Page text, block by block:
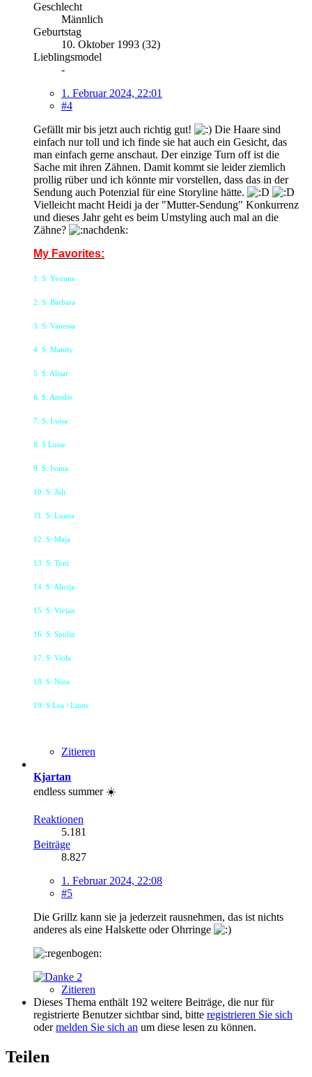
Geschlecht
Männlich
Geburtstag
10. Oktober 1993 (32)
Lieblingsmodel
-
1. Februar 2024, 22:01
#4
Gefällt mir bis jetzt auch richtig gut!
Die Haare sind
einfach nur toll und ich finde sie hat auch ein Gesicht, das
man einfach gerne anschaut. Der einzige Turn off ist die
Sache mit ihren Zähnen. Damit kommt sie leider ziemlich
prollig rüber und ich könnte mir vorstellen, dass das in der
Sendung auch Potenzial für eine Storyline hätte.
Vielleicht macht Heidi ja der "Mutter-Sendung" Konkurrenz
und dieses Jahr geht es beim Umstyling auch mal an die
Zähne?
My Favorites:
1. S: Yvonne
2. S: Barbara
3. S: Vanessa
4. S: Mandy
5. S: Alisar
6. S: Amelie
7. S: Luisa
8. S Luise
9. S: Ivana
10. S: Jüli
11. S: Luana
12. S: Maja
13. S: Toni
14. S: Alicija
15. S: Vivian
16. S: Soulin
17. S: Viola
18. S: Nina
19. S Lea / Linus
Zitieren
Kjartan
endless summer ☀️
Reaktionen
5.181
Beiträge
8.827
1. Februar 2024, 22:08
#5
Die Grillz kann sie ja jederzeit rausnehmen, das ist nichts
anderes als eine Halskette oder Ohrringe
2
Zitieren
Dieses Thema enthält 192 weitere Beiträge, die nur für
registrierte Benutzer sichtbar sind, bitte registrieren Sie sich
odermelden Sie sich an um diese lesen zu können.
Teilen